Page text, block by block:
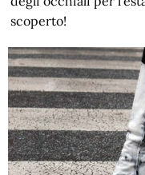
scoperto!